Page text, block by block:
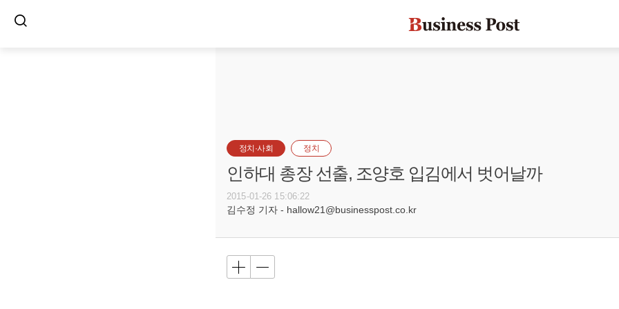
정치·사회 정치
인하대 총장 선출, 조양호 입김에서 벗어날까
2015-01-26 15:06:22
김수정 기자 - hallow21@businesspost.co.kr